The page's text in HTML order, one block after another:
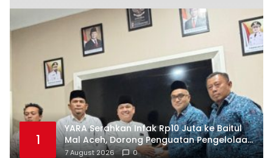
1
YARA Serahkan Infak Rp10 Juta ke Baitul
Mal Aceh, Dorong Penguatan Pengelolaan
ZIS yang Amanah
7 August 2026 0